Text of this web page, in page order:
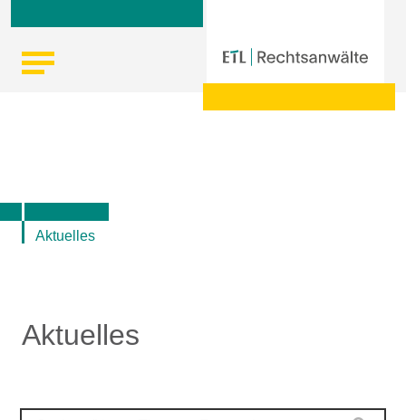
Skip
content
Aktuelles
Aktuelles